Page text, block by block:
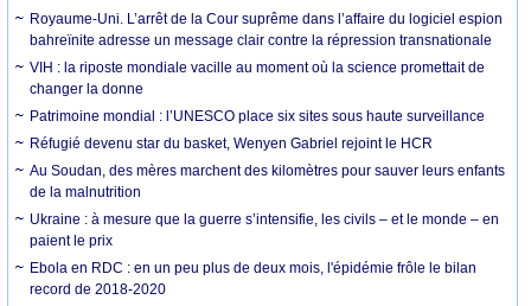
Royaume-Uni. L’arrêt de la Cour suprême dans l’affaire du logiciel espion
bahreïnite adresse un message clair contre la répression transnationale
VIH : la riposte mondiale vacille au moment où la science promettait de
changer la donne
Patrimoine mondial : l’UNESCO place six sites sous haute surveillance
Réfugié devenu star du basket, Wenyen Gabriel rejoint le HCR
Au Soudan, des mères marchent des kilomètres pour sauver leurs enfants
de la malnutrition
Ukraine : à mesure que la guerre s’intensifie, les civils – et le monde – en
paient le prix
Ebola en RDC : en un peu plus de deux mois, l'épidémie frôle le bilan
record de 2018-2020